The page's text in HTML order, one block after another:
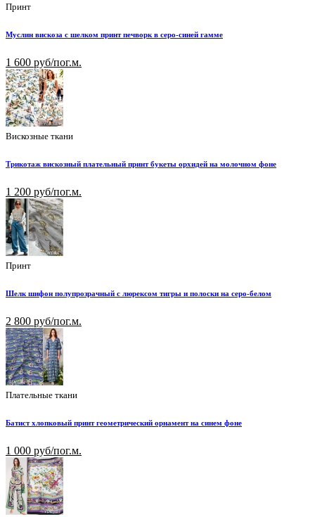
Принт
Муслин вискоза с шелком принт печворк в серо-синей гамме
1 600 руб/пог.м.
Вискозные ткани
Трикотаж вискозный плательный принт букеты орхидей на молочном фоне
1 200 руб/пог.м.
Принт
Шелк шифон полупрозрачный с люрексом тигры и полоски на серо-белом
2 800 руб/пог.м.
Плательные ткани
Батист хлопковый принт геометрический орнамент на синем фоне
1 000 руб/пог.м.